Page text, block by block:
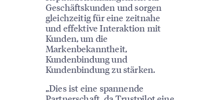
Geschäftskunden und sorgen
gleichzeitig für eine zeitnahe
und effektive Interaktion mit
Kunden, um die
Markenbekanntheit,
Kundenbindung und
Kundenbindung zu stärken.
„Dies ist eine spannende